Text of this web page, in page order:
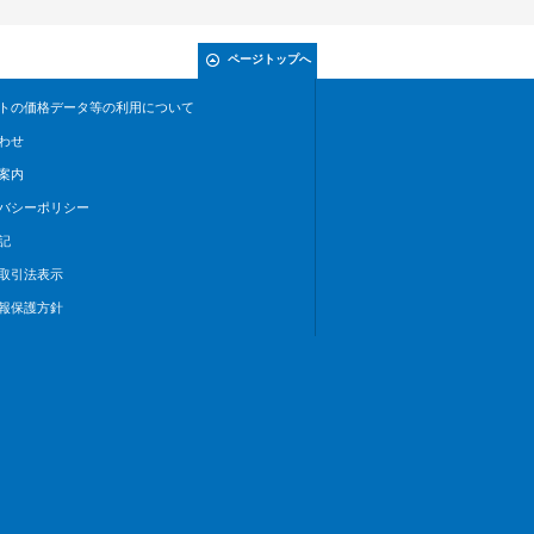
ページトップへ
の価格データ等の利用について
せ
内
シーポリシー
引法表示
保護方針